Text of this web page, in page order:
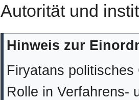
Autorität und
Hinweis zur
Firyatans
Rolle in Verfahrens-